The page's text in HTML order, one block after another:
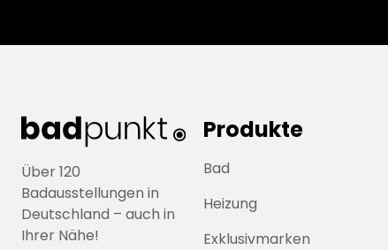
Über 120
Badausstellungen in
Deutschland – auch in
Ihrer Nähe!
Produkte
Bad
Heizung
Exklusivmarken